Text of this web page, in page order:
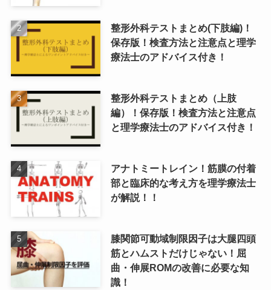
整形外科テストまとめ(下肢編)！
保存版！検査方法と注意点と理学
療法士のアドバイス付き！
整形外科テストまとめ（上肢
編）！保存版！検査方法と注意点
と理学療法士のアドバイス付き！
アナトミートレイン！筋膜の付着
部と臨床的な考え方を理学療法士
が解説！！
膝関節可動域制限因子は大腿四頭
筋とハムストだけじゃない！屈
曲・伸展ROMの改善に必要な知
識！